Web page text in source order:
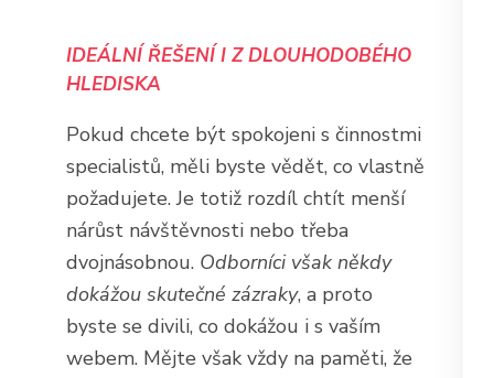
IDEÁLNÍ ŘEŠENÍ I Z DLOUHODOBÉHO
HLEDISKA
Pokud chcete být spokojeni s činnostmi
specialistů, měli byste vědět, co vlastně
požadujete. Je totiž rozdíl chtít menší
nárůst návštěvnosti nebo třeba
dvojnásobnou. Odborníci však někdy
dokážou skutečné zázraky, a proto
byste se divili, co dokážou i s vaším
webem. Mějte však vždy na paměti, že